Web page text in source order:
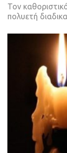
Τον
πολυετή